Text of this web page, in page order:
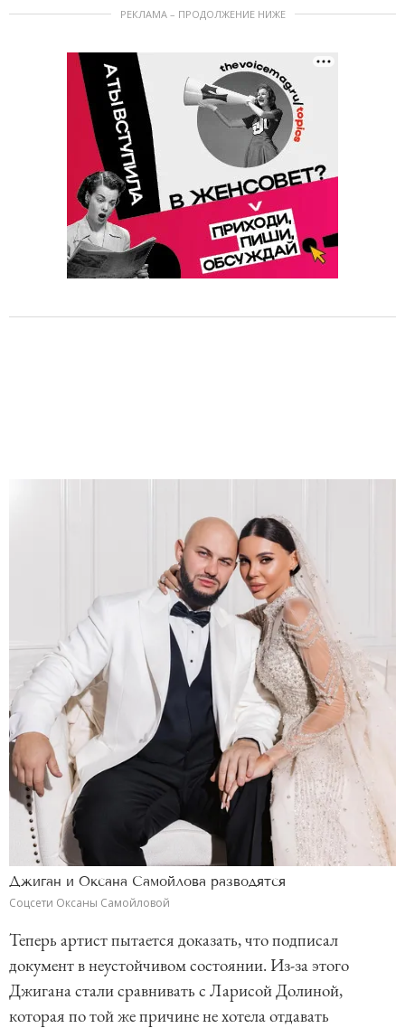
РЕКЛАМА – ПРОДОЛЖЕНИЕ НИЖЕ
Джиган и Оксана Самойлова разводятся
Соцсети Оксаны Самойловой
Теперь артист пытается доказать, что подписал
документ в неустойчивом состоянии. Из-за этого
Джигана стали сравнивать с Ларисой Долиной,
которая по той же причине не хотела отдавать